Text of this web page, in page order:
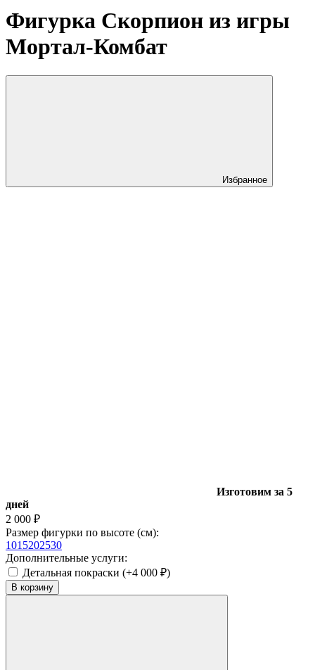
Фигурка Скорпион из игры
Мортал-Комбат
Избранное
Изготовим за 5
дней
2 000 ₽
Размер фигурки по высоте (см):
1015202530
Дополнительные услуги:
Детальная покраски (+4 000 ₽)
В корзину